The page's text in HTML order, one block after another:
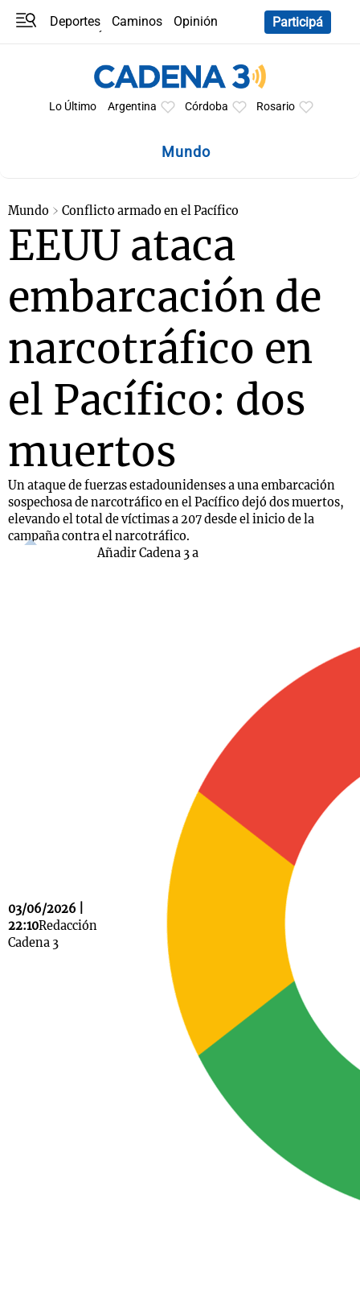
Deportes Caminos
Opinión
Participá
Lo Último Argentina Córdoba Rosario
Mundo
Mundo Conflicto armado en el Pacífico
EEUU ataca
embarcación de
narcotráfico en
el Pacífico: dos
muertos
Un ataque de fuerzas estadounidenses a una embarcación
sospechosa de narcotráfico en el Pacífico dejó dos muertos,
elevando el total de víctimas a 207 desde el inicio de la
campaña contra el narcotráfico.
03/06/2026 |
22:10Redacción
Cadena 3
Añadir Cadena 3 a
La Sole en
Cadena 3